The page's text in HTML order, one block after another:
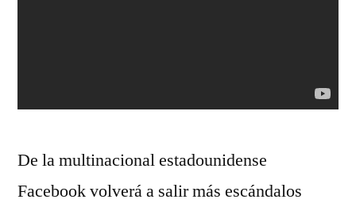
De la multinacional estadounidense
Facebook volverá a salir más escándalos